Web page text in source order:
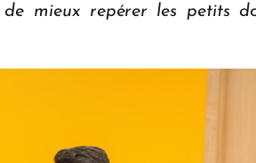
mieux repérer les petits